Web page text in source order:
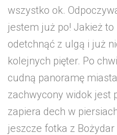
wszystko ok.
jestem już po! Jakież
odetchnąć z ulgą i już
kolejnych pięter. Po
cudną panoramę
zachwycony widok jest
zapiera dech w
jeszcze fotka z